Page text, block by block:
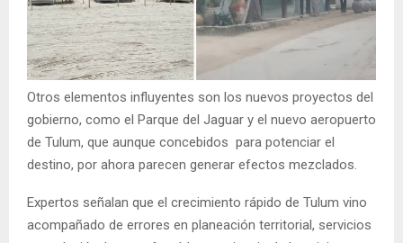
Otros elementos influyentes son los nuevos proyectos del
gobierno, como el Parque del Jaguar y el nuevo aeropuerto
de Tulum, que aunque concebidos para potenciar el
destino, por ahora parecen generar efectos mezclados.
Expertos señalan que el crecimiento rápido de Tulum vino
acompañado de errores en planeación territorial, servicios